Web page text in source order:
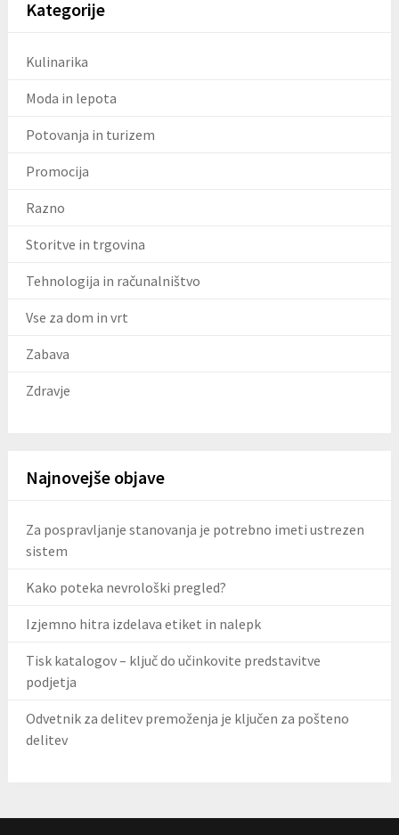
Kategorije
Kulinarika
Moda in lepota
Potovanja in turizem
Promocija
Razno
Storitve in trgovina
Tehnologija in računalništvo
Vse za dom in vrt
Zabava
Zdravje
Najnovejše objave
Za pospravljanje stanovanja je potrebno imeti ustrezen
sistem
Kako poteka nevrološki pregled?
Izjemno hitra izdelava etiket in nalepk
Tisk katalogov – ključ do učinkovite predstavitve
podjetja
Odvetnik za delitev premoženja je ključen za pošteno
delitev